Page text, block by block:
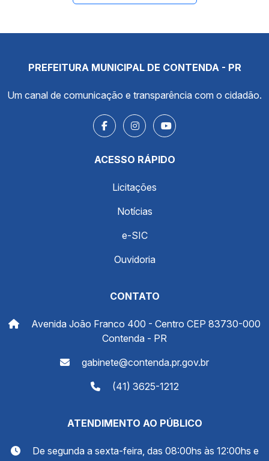
PREFEITURA MUNICIPAL DE CONTENDA - PR
Um canal de comunicação e transparência com o cidadão.
ACESSO RÁPIDO
Licitações
Notícias
e-SIC
Ouvidoria
CONTATO
Avenida João Franco 400 - Centro CEP 83730-000
Contenda - PR
gabinete@contenda.pr.gov.br
(41) 3625-1212
ATENDIMENTO AO PÚBLICO
De segunda a sexta-feira, das 08:00hs às 12:00hs e